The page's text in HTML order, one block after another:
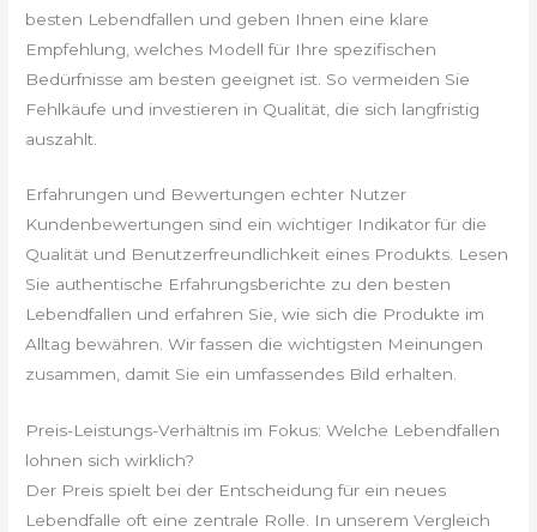
besten Lebendfallen und geben Ihnen eine klare
Empfehlung, welches Modell für Ihre spezifischen
Bedürfnisse am besten geeignet ist. So vermeiden Sie
Fehlkäufe und investieren in Qualität, die sich langfristig
auszahlt.
Erfahrungen und Bewertungen echter Nutzer
Kundenbewertungen sind ein wichtiger Indikator für die
Qualität und Benutzerfreundlichkeit eines Produkts. Lesen
Sie authentische Erfahrungsberichte zu den besten
Lebendfallen und erfahren Sie, wie sich die Produkte im
Alltag bewähren. Wir fassen die wichtigsten Meinungen
zusammen, damit Sie ein umfassendes Bild erhalten.
Preis-Leistungs-Verhältnis im Fokus: Welche Lebendfallen
lohnen sich wirklich?
Der Preis spielt bei der Entscheidung für ein neues
Lebendfalle oft eine zentrale Rolle. In unserem Vergleich